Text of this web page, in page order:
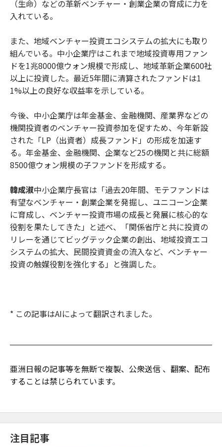
（生命）などの革新ベンチャー・創業企業の育成に力を
入れている。
また、地域ベンチャー投資エコシステムの拡大にも取り
組んでいる。中小企業庁はこれまで地域投資専用ファン
ドを1兆8000億ウォン規模で形成し、地域革新企業600社
以上に投資した。最近5年間に清算されたファンドは1
1%以上の良好な収益率を示している。
今後、中小企業庁は年金基金、金融機関、産業界などの
機関投資者のベンチャー投資参加を促すため、今年新設
された「LP（出資者）成長ファンド」の形成を加速す
る。年金基金、金融機関、企業など25の機関と共に総額
8500億ウォン規模の子ファンドを形成する。
韓成淑中小企業庁長官は「過去20年間、モテファンドは
有望なベンチャー・創業企業を発掘し、ユニコーン企業
に育成し、ベンチャー投資市場の成長と発展に核心的な
役割を果たしてきた」と述べ、「関係省庁と共に投資の
リレーを通じてビッグテック企業の創出、地域投資エコ
システムの拡大、民間投資資金の流入など、ベンチャー
投資の触媒役割を強化する」と強調した。
* この記事はAIによって翻訳されました。
亜洲日報の記事等を無断で複製、公衆送信 、翻案、配布
することは禁じられています。
注目記事